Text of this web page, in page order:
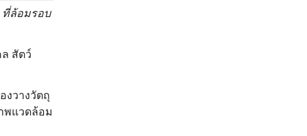
ที่ล้อมรอบ
สัตว์
วางวัตถุ
พแวดล้อม